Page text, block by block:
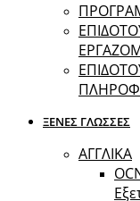
ΞΕΝΕΣ ΓΛΩΣΣΕΣ
ΑΓΓΛΙΚΑ